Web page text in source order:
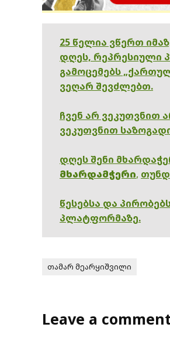
25 წელია ვწერთ
დღეს, რეპრესიული
გამოცემებს
ვეღარ შევძლებთ.
ჩვენ არ ვეკუთვნით
ვეკუთვნით
დღეს შენი
მხარდამჭერი,
წესებსა და
პლატფორმაზე.
თამარ მეარყიშვილი
Leave a comment